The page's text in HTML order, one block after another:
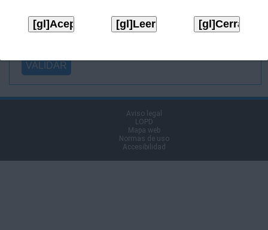
firma (.p7s):
Aviso legal
LOPD
Mapa web
Normas de uso
Accesibilidad